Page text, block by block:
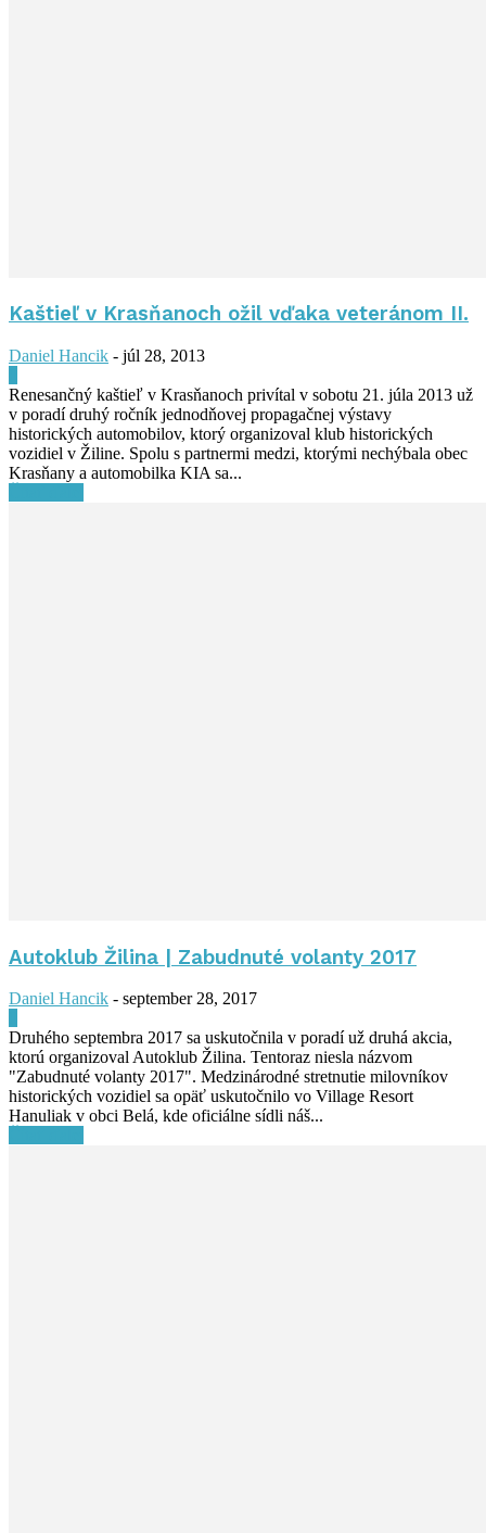
Kaštieľ v Krasňanoch ožil vďaka veteránom II.
Daniel Hancik - júl 28, 2013
Renesančný kaštieľ v Krasňanoch privítal v sobotu 21. júla 2013 už
v poradí druhý ročník jednodňovej propagačnej výstavy
historických automobilov, ktorý organizoval klub historických
vozidiel v Žiline. Spolu s partnermi medzi, ktorými nechýbala obec
Krasňany a automobilka KIA sa...
Autoklub Žilina | Zabudnuté volanty 2017
Daniel Hancik - september 28, 2017
Druhého septembra 2017 sa uskutočnila v poradí už druhá akcia,
ktorú organizoval Autoklub Žilina. Tentoraz niesla názvom
"Zabudnuté volanty 2017". Medzinárodné stretnutie milovníkov
historických vozidiel sa opäť uskutočnilo vo Village Resort
Hanuliak v obci Belá, kde oficiálne sídli náš...